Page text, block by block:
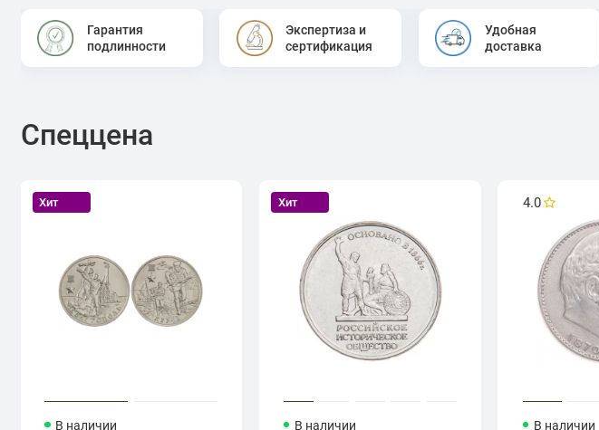
Гарантия
подлинности
Экспертиза и
сертификация
Удобная
доставка
Спеццена
Хит
В наличии
Хит
В наличии
4.0
В наличии